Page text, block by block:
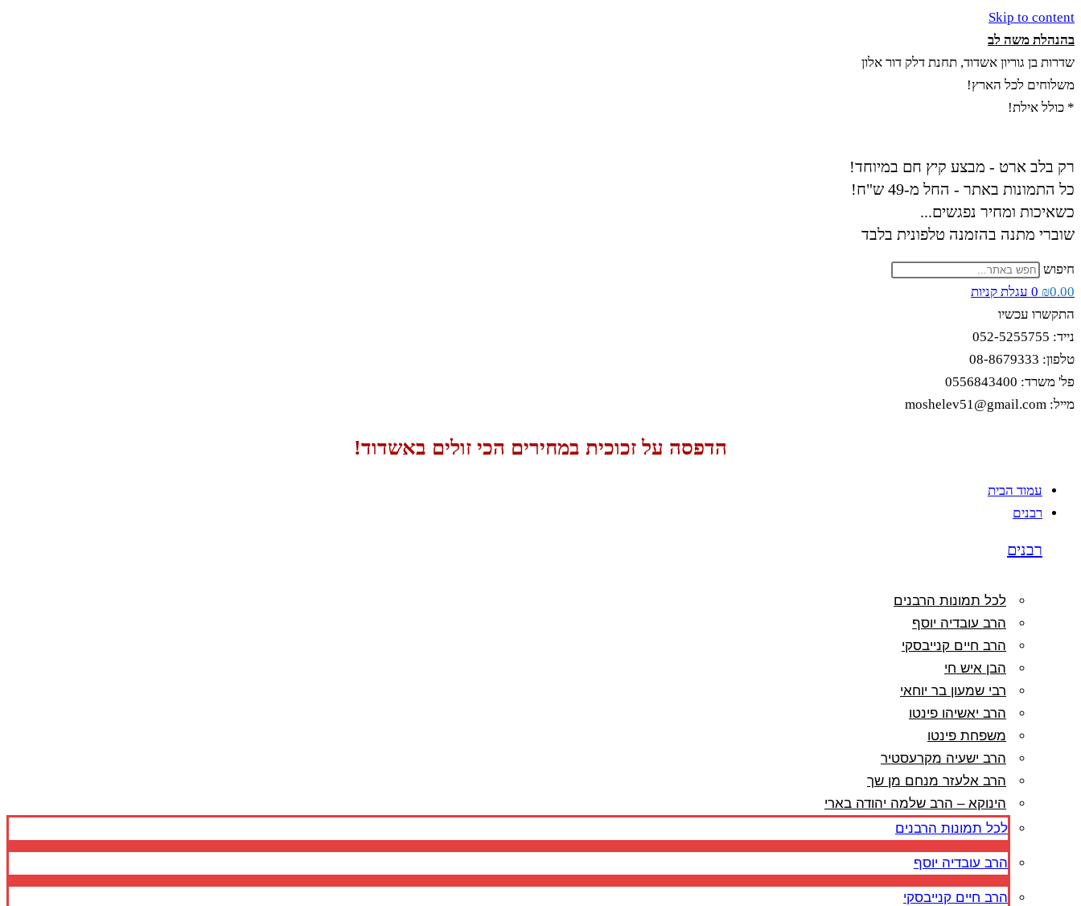
Skip to content
בהנהלת משה לב
שדרות בן גוריון אשדוד, תחנת דלק דור אלון
משלוחים לכל הארץ!
* כולל אילת!
רק בלב ארט - מבצע קיץ חם במיוחד!
כל התמונות באתר - החל מ-49 ש"ח!
כשאיכות ומחיר נפגשים...
שוברי מתנה בהזמנה טלפונית בלבד
חיפוש
₪0.00
0 עגלת קניות
התקשרו עכשיו
נייד: 052-5255755
טלפון: 08-8679333
פל' משרד: 0556843400
מייל: moshelev51@gmail.com
הדפסה על זכוכית במחירים הכי זולים באשדוד!
עמוד הבית
רבנים
רבנים
לכל תמונות הרבנים
הרב עובדיה יוסף
הרב חיים קנייבסקי
הבן איש חי
רבי שמעון בר יוחאי
הרב יאשיהו פינטו
משפחת פינטו
הרב ישעיה מקרעסטיר
הרב אלעזר מנחם מן שך
הינוקא – הרב שלמה יהודה בארי
לכל תמונות הרבנים
הרב עובדיה יוסף
הרב חיים קנייבסקי